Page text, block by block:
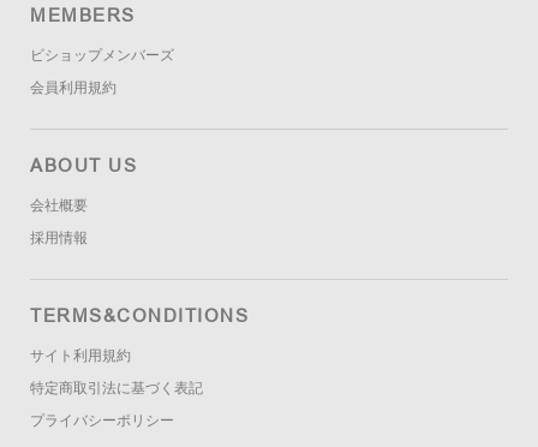
MEMBERS
ビショップメンバーズ
会員利用規約
ABOUT US
会社概要
採用情報
TERMS&CONDITIONS
サイト利用規約
特定商取引法に基づく表記
プライバシーポリシー